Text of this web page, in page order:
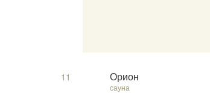
11
Орион
сауна